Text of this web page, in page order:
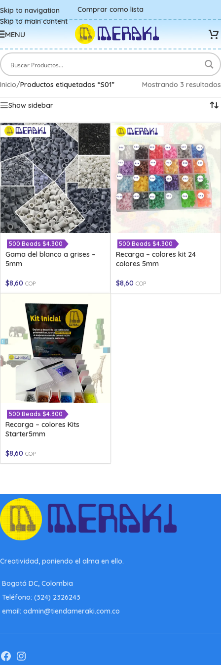
Skip to navigation
Skip to main content
Comprar como lista
MENU
Inicio/Productos etiquetados “S01” Mostrando 3 resultados
Show sidebar
500 Beads $4.300
Gama del blanco a grises –
5mm
$8,60 COP
500 Beads $4.300
Recarga – colores kit 24
colores 5mm
$8,60 COP
500 Beads $4.300
Recarga – colores Kits
Starter5mm
$8,60 COP
Creatividad, poniendo el alma en ello.
Bogotá DC, Colombia
Teléfono: (324) 2326243
email: admin@tiendameraki.com.co